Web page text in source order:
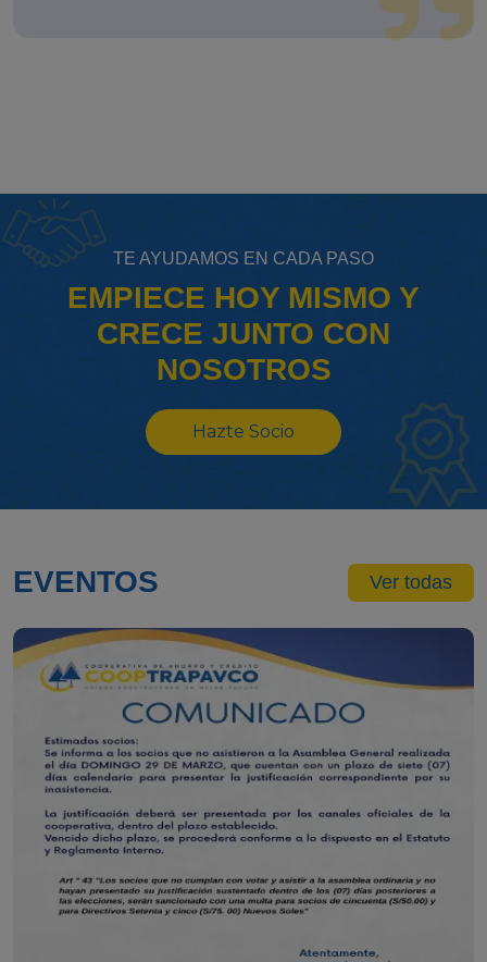
TE AYUDAMOS EN CADA PASO
EMPIECE HOY MISMO Y
CRECE JUNTO CON
NOSOTROS
Hazte Socio
EVENTOS Ver todas